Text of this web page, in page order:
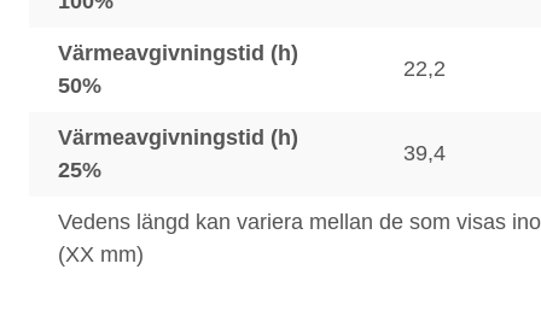
Värmeavgivningstid (h)
50%
22,2
Värmeavgivningstid (h)
25%
39,4
Vedens längd kan variera mellan de som visas
(XX mm)